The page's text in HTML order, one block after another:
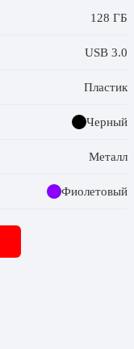
128 ГБ
USB 3.0
Пластик
Черный
Металл
Фиолетовый